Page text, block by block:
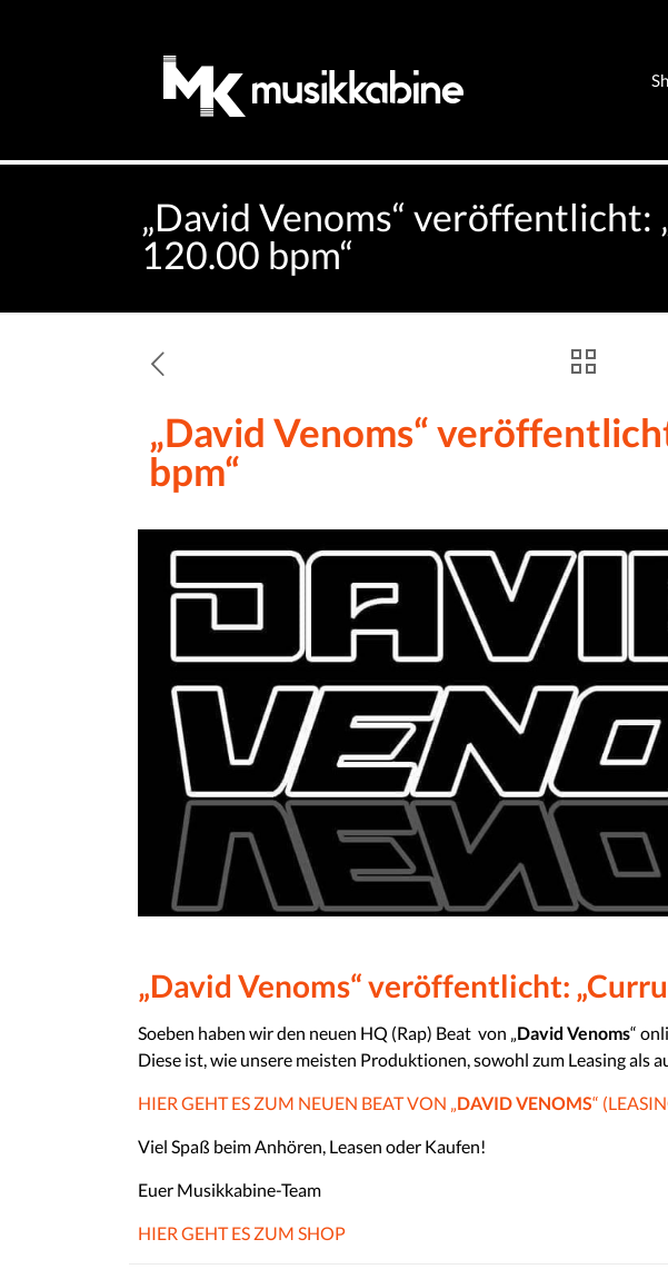
„David Venoms“ veröffentlicht:
120.00 bpm“
„David Venoms“
bpm“
„David Venoms“ veröffentlicht:
Soeben haben wir den neuen HQ (Rap) Beat von „David Venoms“
Diese ist, wie unsere meisten Produktionen, sowohl zum Leasing als
HIER GEHT ES ZUM NEUEN BEAT VON „DAVID VENOMS“
Viel Spaß beim Anhören, Leasen oder Kaufen!
Euer Musikkabine-Team
HIER GEHT ES ZUM SHOP